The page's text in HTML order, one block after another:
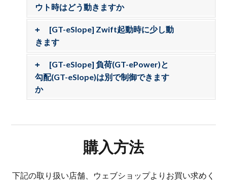
ウト時はどう動きますか
[GT-eSlope] Zwift起動時に少し動
きます
[GT-eSlope] 負荷(GT-ePower)と
勾配(GT-eSlope)は別で制御できます
か
購入方法
下記の取り扱い店舗、ウェブショップよりお買い求めく